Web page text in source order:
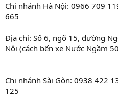
Chi nhánh Hà Nội: 0966 709
665
Địa chỉ: Số 6, ngõ 15, đường
Nội (cách bến xe Nước Ngầm
Chi nhánh Sài Gòn: 0938 422
125